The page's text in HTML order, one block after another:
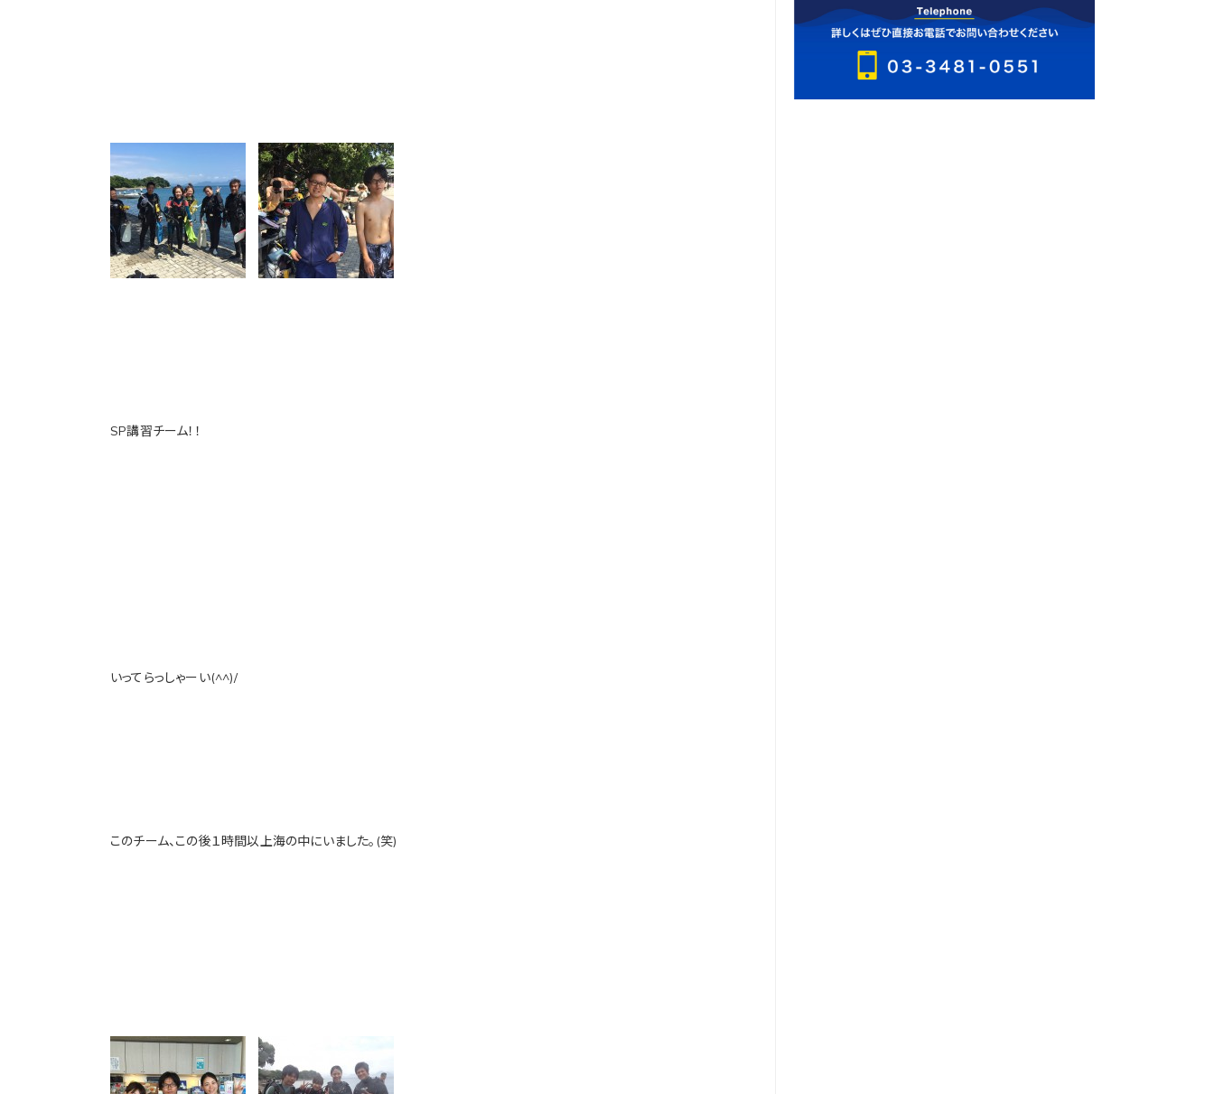
SP講習チーム！！
いってらっしゃーい(^^)/
このチーム、この後１時間以上海の中にいました。(笑)